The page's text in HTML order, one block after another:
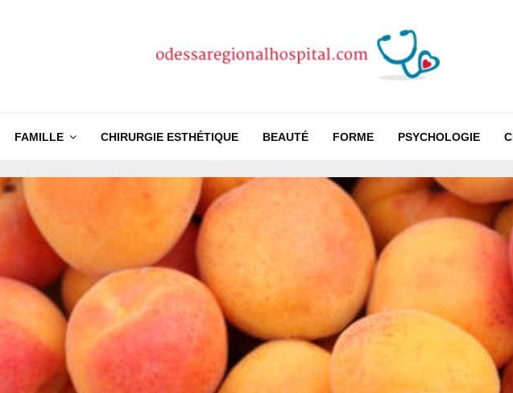
FAMILLE CHIRURGIE ESTHÉTIQUE BEAUTÉ FORME PSYCHOLOGIE